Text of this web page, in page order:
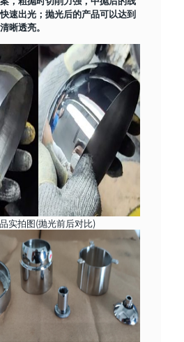
速出光；抛光后的产品可以达到
晰透亮。
实拍图(抛光前后对比)